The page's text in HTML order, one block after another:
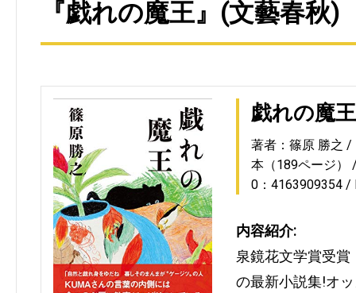
『戯れの魔王』(文藝春秋)
戯れの魔王
著者：篠原 勝之
本（189ページ）
0：4163909354
内容紹介:
泉鏡花文学賞受賞
の最新小説集!オ